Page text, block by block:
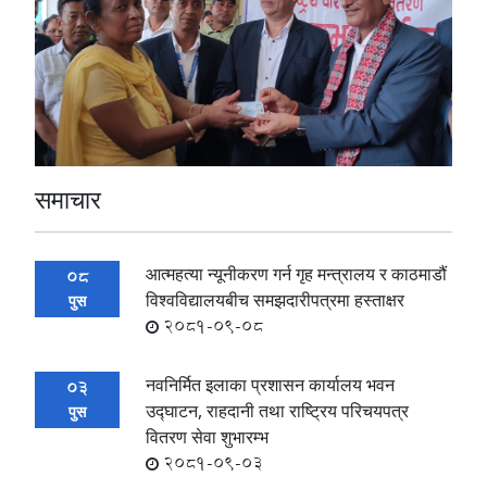
समाचार
08
पुस
आत्महत्या न्यूनीकरण गर्न गृह मन्त्रालय र काठमाडौं
विश्वविद्यालयबीच समझदारीपत्रमा हस्ताक्षर
2081-09-08
03
पुस
नवनिर्मित इलाका प्रशासन कार्यालय भवन
उद्घाटन, राहदानी तथा राष्ट्रिय परिचयपत्र
वितरण सेवा शुभारम्भ
2081-09-03